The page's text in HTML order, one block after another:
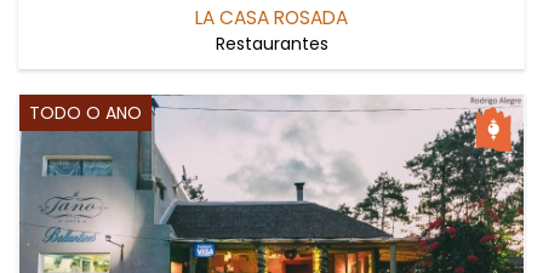
LA CASA ROSADA
Restaurantes
TODO O ANO